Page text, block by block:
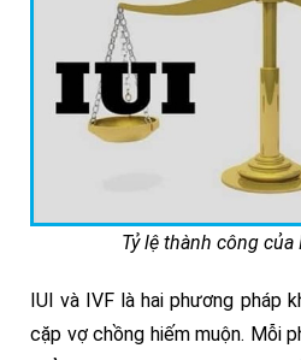
Tỷ lệ thành công của
IUI và IVF là hai phương pháp
cặp vợ chồng hiếm muộn. Mỗi